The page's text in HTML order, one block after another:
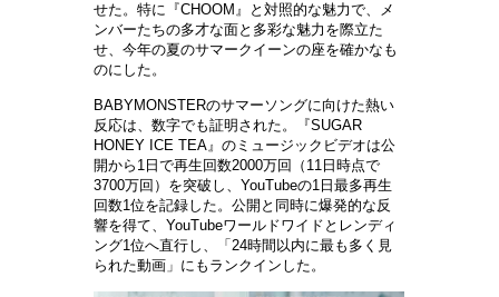
せた。特に『CHOOM』と 対照的な魅力で、メ
ンバーたちの多才な面と多彩な魅力を際立た
せ、今年の夏のサマークイ ーンの座を確かなも
のにした。
BABYMONSTERのサマー ソングに向けた熱い
反 応は、 数字でも証明された。『SUGAR
HONEY ICE TEA』のミュ ージックビデオは公
開から 1日で再生回数2000万回（11日時点で
3700万回）を突破し、 YouTubeの1日最多再生
回数1位を記録した。公開と同時に爆発的な反
響を得て、 YouTubeワ ールドワイドとレンディ
ング1位へ直行し、「24時間以内に最も多く見
られた動画 」にもランクインした。